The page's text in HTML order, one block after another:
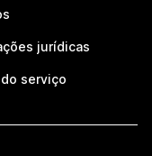
jurídicas
serviço